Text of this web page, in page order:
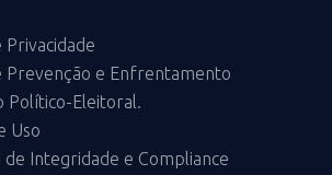
Privacidade
Prevenção e Enfrentamento
Político-Eleitoral.
Uso
de Integridade e Compliance